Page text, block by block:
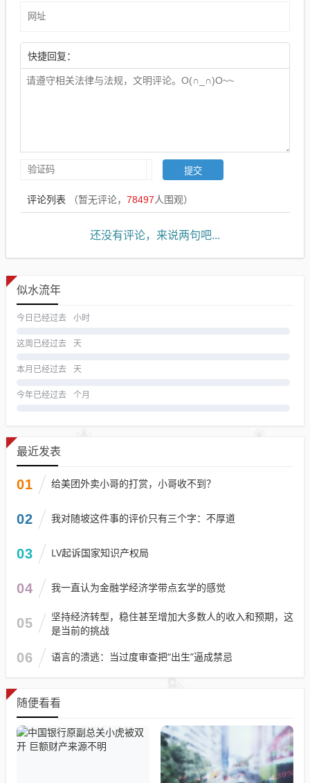
快捷回复：
评论列表 （暂无评论， 78497人围观）
还没有评论，来说两句吧...
似水流年
今日已经过去 小时
这周已经过去 天
本月已经过去 天
今年已经过去 个月
最近发表
01 给美团外卖小哥的打赏，小哥收不到？
02 我对随坡这件事的评价只有三个字：不厚道
03 LV起诉国家知识产权局
04 我一直认为金融学经济学带点玄学的感觉
05
坚持经济转型，稳住甚至增加大多数人的收入和预期，这
是当前的挑战
06 语言的溃逃：当过度审查把“出生”逼成禁忌
随便看看